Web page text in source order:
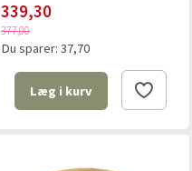
339,30
377,00
Du sparer: 37,70
Læg i kurv